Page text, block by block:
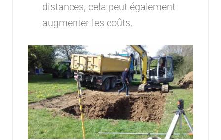
distances, cela peut également
augmenter les coûts.